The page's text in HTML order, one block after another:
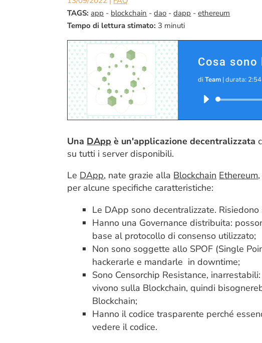
TAGS: app - blockchain -dao -dapp -ethereum
Tempo di lettura stimato: 3 minuti
Cosa sono
diTeam |durata:
Una DApp è un'applicazione decentralizzata
su tutti i server disponibili.
Le DApp, nate grazie alla Blockchain Ethereum
per alcune specifiche caratteristiche:
Le DApp sono decentralizzate.
Hanno una Governance distribuita:
base al protocollo di consenso utilizzato;
Non sono soggette allo SPOF (Single
hackerarle e mandarle in downtime;
Sono Censorchip Resistance,
vivono sulla Blockchain, quindi
Blockchain;
Hanno il codice trasparente perché
vedere il codice.